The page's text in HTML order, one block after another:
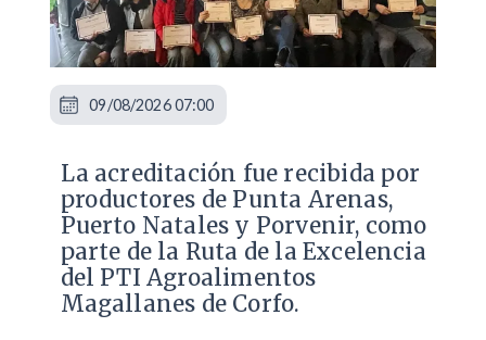
​La acreditación fue recibida por
productores de Punta Arenas,
Puerto Natales y Porvenir, como
parte de la Ruta de la Excelencia
del PTI Agroalimentos
Magallanes de Corfo.
09/08/2026 07:00